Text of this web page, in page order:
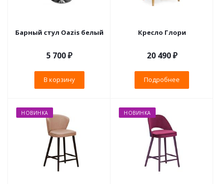
Барный стул Oazis белый
5 700₽
В корзину
Кресло Глори
20 490 ₽
Подробнее
НОВИНКА НОВИНКА